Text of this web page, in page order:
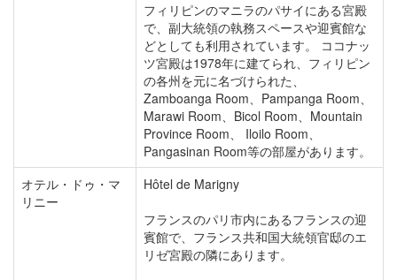
フィリピンのマニラのパサイにある宮殿
で、副大統領の執務スペースや迎賓館な
どとしても利用されています。 ココナッ
ツ宮殿は1978年に建てられ、フィリピン
の各州を元に名づけられた、
Zamboanga Room、Pampanga Room、
Marawi Room、Bicol Room、Mountain
Province Room、 Iloilo Room、
Pangasinan Room等の部屋があります。
オテル・ドゥ・マ
リニー
Hôtel de Marigny
フランスのパリ市内にあるフランスの迎
賓館で、フランス共和国大統領官邸のエ
リゼ宮殿の隣にあります。